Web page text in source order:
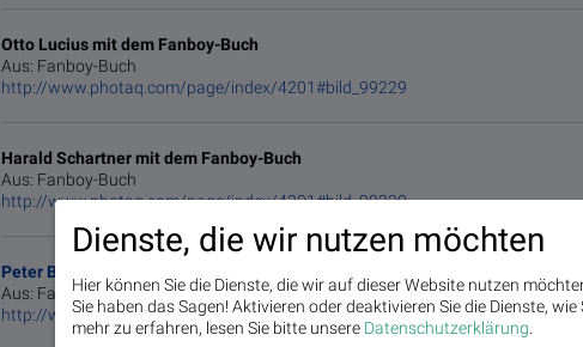
Otto Lucius mit dem Fanboy-Buch
Aus: Fanboy-Buch
http://www.photaq.com/page/index/4201#bild_99229
Harald Schartner mit dem Fanboy-Buch
Aus: Fanboy-Buch
http://www.photaq.com/page/index/4201#bild_99230
Peter Brezinschek
Aus: Fanboy-Buch
http://www.photaq.com/page/index/4201#bild_99231
Dienste, die wir nutzen möchten
Hier können Sie die Dienste, die wir auf dieser Website nutzen
Sie haben das Sagen! Aktivieren oder deaktivieren Sie die Dienste,
mehr zu erfahren, lesen Sie bitte unsere Datenschutzerklärung.